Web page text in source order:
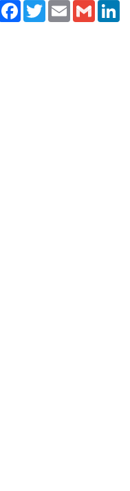
Paylaş FacebookTwitter Email Gmail